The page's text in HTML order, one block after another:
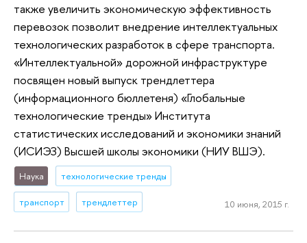
также увеличить экономическую эффективность
перевозок позволит внедрение интеллектуальных
технологических разработок в сфере транспорта.
«Интеллектуальной» дорожной инфраструктуре
посвящен новый выпуск трендлеттера
(информационного бюллетеня) «Глобальные
технологические тренды» Института
статистических исследований и экономики знаний
(ИСИЭЗ) Высшей школы экономики (НИУ ВШЭ).
Наука технологические тренды
транспорт трендлеттер 10 июня, 2015 г.